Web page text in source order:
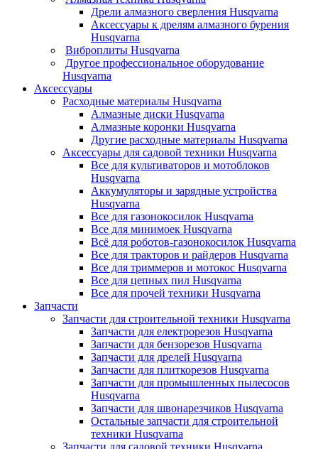
Дрели алмазного сверления Husqvarna
Аксессуары к дрелям алмазного бурения
Husqvarna
Виброплиты Husqvarna
Другое профессиональное оборудование
Husqvarna
Аксессуары
Расходные материалы Husqvarna
Алмазные диски Husqvarna
Алмазные коронки Husqvarna
Другие расходные материалы Husqvarna
Аксессуары для садовой техники Husqvarna
Все для культиваторов и мотоблоков
Husqvarna
Аккумуляторы и зарядные устройства
Husqvarna
Все для газонокосилок Husqvarna
Все для минимоек Husqvarna
Всё для роботов-газонокосилок Husqvarna
Все для тракторов и райдеров Husqvarna
Все для триммеров и мотокос Husqvarna
Все для цепных пил Husqvarna
Все для прочей техники Husqvarna
Запчасти
Запчасти для строительной техники Husqvarna
Запчасти для електрорезов Husqvarna
Запчасти для бензорезов Husqvarna
Запчасти для дрелей Husqvarna
Запчасти для плиткорезов Husqvarna
Запчасти для промышленных пылесосов
Husqvarna
Запчасти для швонарезчиков Husqvarna
Остальные запчасти для строительной
техники Husqvarna
Запчасти для садовой техники Husqvarna